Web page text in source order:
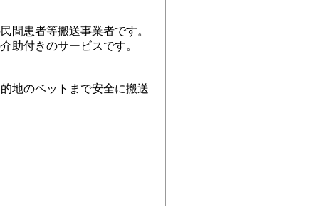
患者等搬送事業者です。
付きのサービスです。
のベットまで安全に搬送